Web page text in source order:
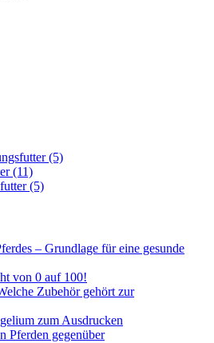
(5)
(11)
(5)
– Grundlage für eine gesunde
von 0 auf 100!
Zubehör gehört zur
zum Ausdrucken
Pferden gegenüber